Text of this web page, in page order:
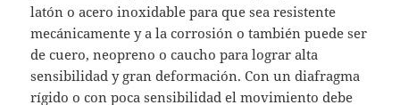
latón o acero inoxidable para que sea resistente
mecánicamente y a la corrosión o también puede ser
de cuero, neopreno o caucho para lograr alta
sensibilidad y gran deformación. Con un diafragma
rígido o con poca sensibilidad el movimiento debe